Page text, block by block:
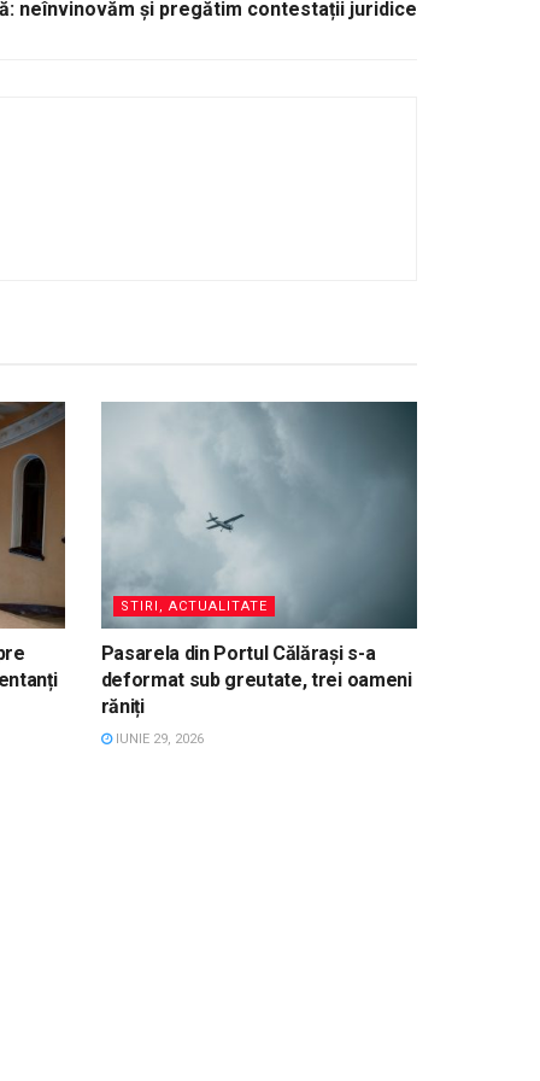
neînvinovăm și pregătim contestații juridice
STIRI, ACTUALITATE
Pasarela din Portul Călărași s-a
deformat sub greutate, trei oameni
răniți
IUNIE 29, 2026